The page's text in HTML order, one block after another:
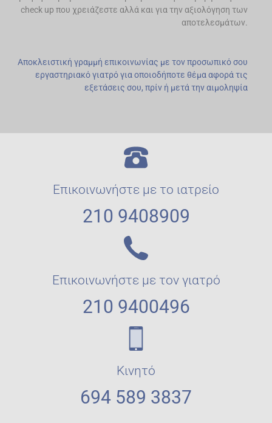
check up που χρειάζεστε αλλά και για την αξιολόγηση των
αποτελεσμάτων.
Αποκλειστική γραμμή επικοινωνίας με τον προσωπικό σου
εργαστηριακό γιατρό για οποιοδήποτε θέμα αφορά τις
εξετάσεις σου, πρίν ή μετά την αιμοληψία
Επικοινωνήστε με το ιατρείο
210 9408909
Επικοινωνήστε με τον γιατρό
210 9400496
Κινητό
694 589 3837